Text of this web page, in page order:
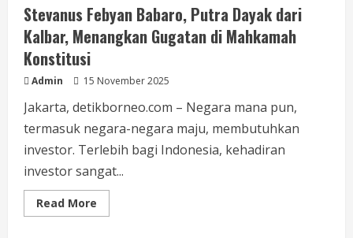
Berlaku
Stevanus Febyan Babaro, Putra Dayak dari
Kalbar, Menangkan Gugatan di Mahkamah
Konstitusi
Admin 15 November 2025
Jakarta, detikborneo.com – Negara mana pun,
termasuk negara-negara maju, membutuhkan
investor. Terlebih bagi Indonesia, kehadiran
investor sangat...
Read More
more